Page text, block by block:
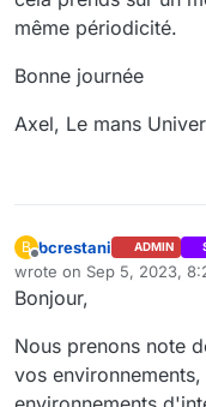
même périodicité.
Bonne journée
Axel, Le mans
B
Offline
bcrestani ADMIN
wrote on Sep 5, 2023,
last edited by
Bonjour,
Nous prenons note
vos